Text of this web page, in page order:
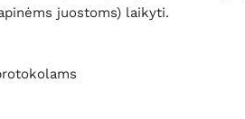
juostoms) laikyti.